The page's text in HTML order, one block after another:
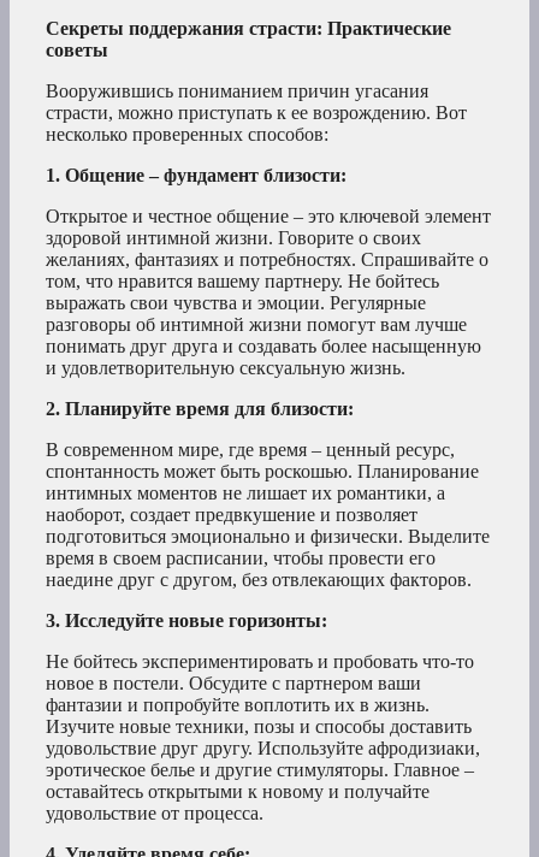
Секреты поддержания страсти: Практические
советы
Вооружившись пониманием причин угасания
страсти, можно приступать к ее возрождению. Вот
несколько проверенных способов:
1. Общение – фундамент близости:
Открытое и честное общение – это ключевой элемент
здоровой интимной жизни. Говорите о своих
желаниях, фантазиях и потребностях. Спрашивайте о
том, что нравится вашему партнеру. Не бойтесь
выражать свои чувства и эмоции. Регулярные
разговоры об интимной жизни помогут вам лучше
понимать друг друга и создавать более насыщенную
и удовлетворительную сексуальную жизнь.
2. Планируйте время для близости:
В современном мире, где время – ценный ресурс,
спонтанность может быть роскошью. Планирование
интимных моментов не лишает их романтики, а
наоборот, создает предвкушение и позволяет
подготовиться эмоционально и физически. Выделите
время в своем расписании, чтобы провести его
наедине друг с другом, без отвлекающих факторов.
3. Исследуйте новые горизонты:
Не бойтесь экспериментировать и пробовать что-то
новое в постели. Обсудите с партнером ваши
фантазии и попробуйте воплотить их в жизнь.
Изучите новые техники, позы и способы доставить
удовольствие друг другу. Используйте афродизиаки,
эротическое белье и другие стимуляторы. Главное –
оставайтесь открытыми к новому и получайте
удовольствие от процесса.